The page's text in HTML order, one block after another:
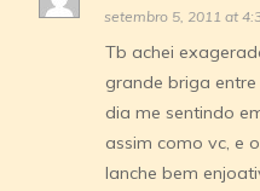
setembro 5, 2011 at
Tb achei
grande briga
dia me sentindo
assim como vc, e
lanche bem